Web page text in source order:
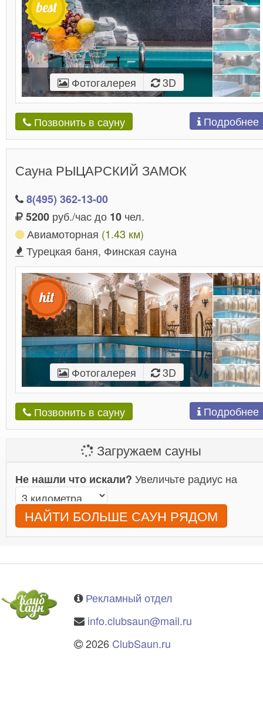
Фотогалерея 3D
Позвонить в сауну Подробнее
Сауна РЫЦАРСКИЙ ЗАМОК
8(495) 362-13-00
5200 руб./час до 10 чел.
Авиамоторная (1.43 км)
Турецкая баня, Финская сауна
Фотогалерея 3D
Позвонить в сауну Подробнее
Загружаем сауны
Не нашли что искали? Увеличьте радиус на
НАЙТИ БОЛЬШЕ САУН РЯДОМ
Рекламный отдел
info.clubsaun@mail.ru
2026 ClubSaun.ru